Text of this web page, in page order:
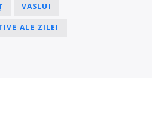
VASLUI
ALE ZILEI